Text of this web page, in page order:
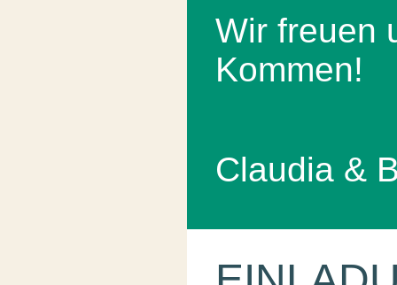
Wir freuen
Kommen!
Claudia &